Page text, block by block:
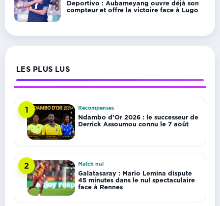
Deportivo : Aubameyang ouvre déjà son
compteur et offre la victoire face à Lugo
LES PLUS LUS
1 Récompenses
Ndambo d’Or 2026 : le successeur de
Derrick Assoumou connu le 7 août
2 Match nul
Galatasaray : Mario Lemina dispute
45 minutes dans le nul spectaculaire
face à Rennes